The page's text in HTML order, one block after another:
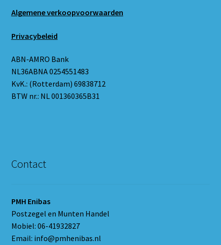
Algemene verkoopvoorwaarden
Privacybeleid
ABN-AMRO Bank
NL36ABNA 0254551483
KvK.: (Rotterdam) 69838712
BTW nr.: NL 001360365B31
Contact
PMH Enibas
Postzegel en Munten Handel
Mobiel: 06-41932827
Email: info@pmhenibas.nl